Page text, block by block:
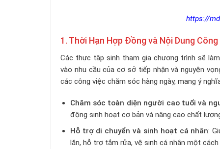
https://
1. Thời Hạn Hợp Đồng và Nội Dung
Các thực tập sinh tham gia chương trình sẽ
vào nhu cầu của cơ sở tiếp nhận và nguyện
các công việc chăm sóc hàng ngày, mang ý
Chăm sóc toàn diện người cao tuổi và
động sinh hoạt cơ bản và nâng cao chất
Hỗ trợ di chuyển và sinh hoạt cá nhân:
lăn, hỗ trợ tắm rửa, vệ sinh cá nhân một